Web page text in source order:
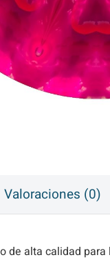
Valoraciones (0)
de alta calidad